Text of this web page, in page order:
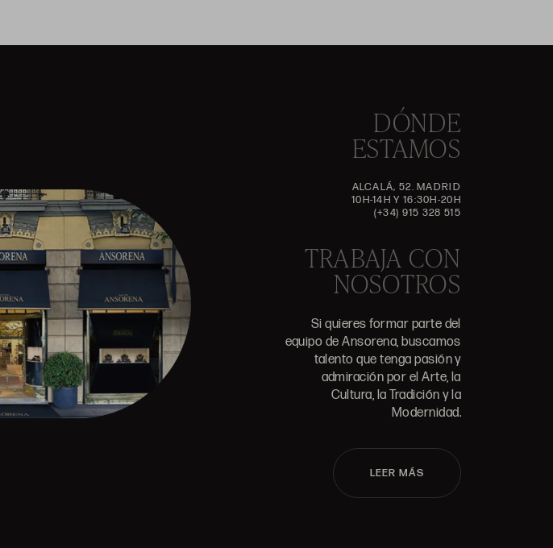
DÓNDE
ESTAMOS
ALCALÁ, 52. MADRID
10H-14H Y 16:30H-20H
(+34) 915 328 515
TRABAJA CON
NOSOTROS
Si quieres formar parte del
equipo de Ansorena, buscamos
talento que tenga pasión y
admiración por el Arte, la
Cultura, la Tradición y la
Modernidad.
LEER MÁS